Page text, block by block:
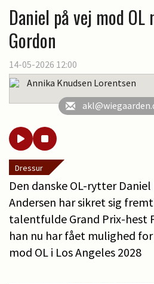
Daniel på vej mod OL
Gordon
14-05-2026 12:00
Annika Knudsen Lorentsen
Dressur
Den danske OL-rytter
Andersen har sikret sig
talentfulde Grand Prix-hest
han nu har fået mulighed
mod OL i Los Angeles 2028